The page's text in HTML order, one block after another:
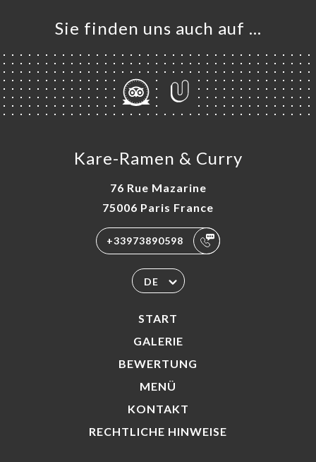
Sie finden uns auch auf …
Kare-Ramen & Curry
76 Rue Mazarine
75006 Paris France
+33973890598
DE
START
GALERIE
BEWERTUNG
MENÜ
KONTAKT
RECHTLICHE HINWEISE